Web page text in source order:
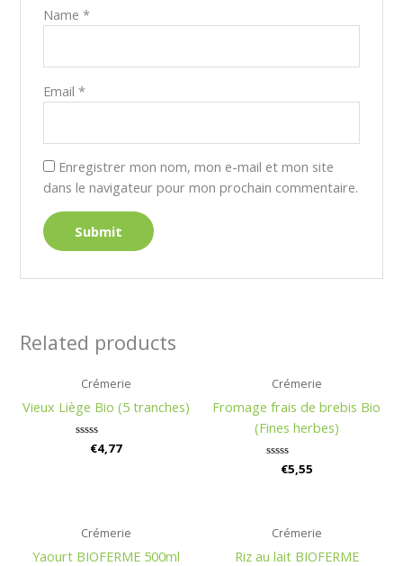
Name *
Email *
Enregistrer mon nom, mon e-mail et mon site
dans le navigateur pour mon prochain commentaire.
Related products
Crémerie
Vieux Liège Bio (5 tranches)
Rated
€4,77
Crémerie
Fromage frais de brebis Bio
(Fines herbes)
Rated
€5,55
Crémerie
Yaourt BIOFERME 500ml
Crémerie
Riz au lait BIOFERME